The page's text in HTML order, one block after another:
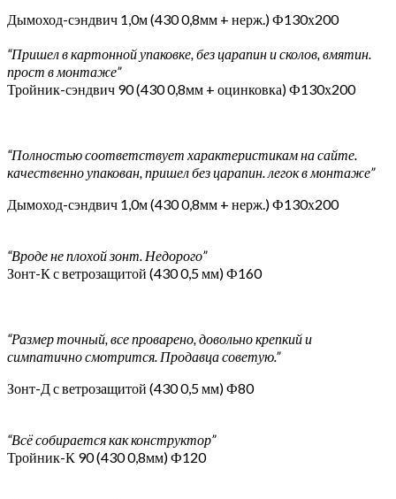
Дымоход-сэндвич 1,0м (430 0,8мм + нерж.) Ф130х200
“Пришел в картонной упаковке, без царапин и сколов, вмятин.
прост в монтаже”
Тройник-сэндвич 90 (430 0,8мм + оцинковка) Ф130х200
“Полностью соответствует характеристикам на сайте.
качественно упакован, пришел без царапин. легок в монтаже”
Дымоход-сэндвич 1,0м (430 0,8мм + нерж.) Ф130х200
“Вроде не плохой зонт. Недорого”
Зонт-К с ветрозащитой (430 0,5 мм) Ф160
“Размер точный, все проварено, довольно крепкий и
симпатично смотрится. Продавца советую.”
Зонт-Д с ветрозащитой (430 0,5 мм) Ф80
“Всё собирается как конструктор”
Тройник-К 90 (430 0,8мм) Ф120